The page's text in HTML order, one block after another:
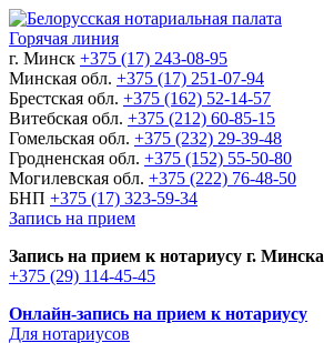
Горячая линия
г. Минск +375 (17) 243-08-95
Минская обл. +375 (17) 251-07-94
Брестская обл. +375 (162) 52-14-57
Витебская обл. +375 (212) 60-85-15
Гомельская обл. +375 (232) 29-39-48
Гродненская обл. +375 (152) 55-50-80
Могилевская обл. +375 (222) 76-48-50
БНП +375 (17) 323-59-34
Запись на прием
Запись на прием к нотариусу г. Минска
+375 (29) 114-45-45
Онлайн-запись на прием к нотариусу
Для нотариусов